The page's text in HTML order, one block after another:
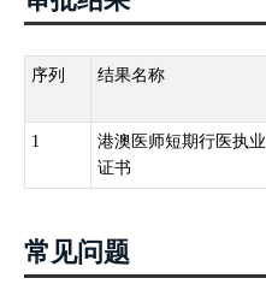
序列 结果名称
1
港澳医师短期行医执业
证书
常见问题